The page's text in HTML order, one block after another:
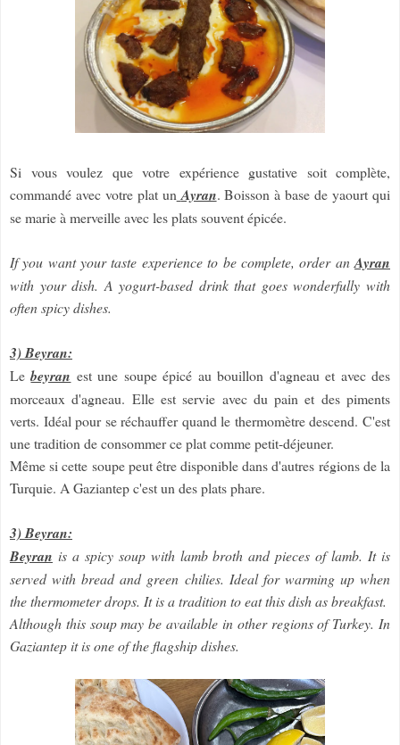
Si vous voulez que votre expérience gustative soit complète,
commandé avec votre plat un Ayran. Boisson à base de yaourt qui
se marie à merveille avec les plats souvent épicée.
If you want your taste experience to be complete, order an Ayran
with your dish. A yogurt-based drink that goes wonderfully with
often spicy dishes.
3) Beyran:
Lebeyran est une soupe épicé au bouillon d'agneau et avec des
morceaux d'agneau. Elle est servie avec du pain et des piments
verts. Idéal pour se réchauffer quand le thermomètre descend. C'est
une tradition de consommer ce plat comme petit-déjeuner.
Même si cette soupe peut être disponible dans d'autres régions de la
Turquie. A Gaziantep c'est un des plats phare.
3) Beyran:
Beyran is a spicy soup with lamb broth and pieces of lamb. It is
served with bread and green chilies. Ideal for warming up when
the thermometer drops. It is a tradition to eat this dish as breakfast.
Although this soup may be available in other regions of Turkey. In
Gaziantep it is one of the flagship dishes.